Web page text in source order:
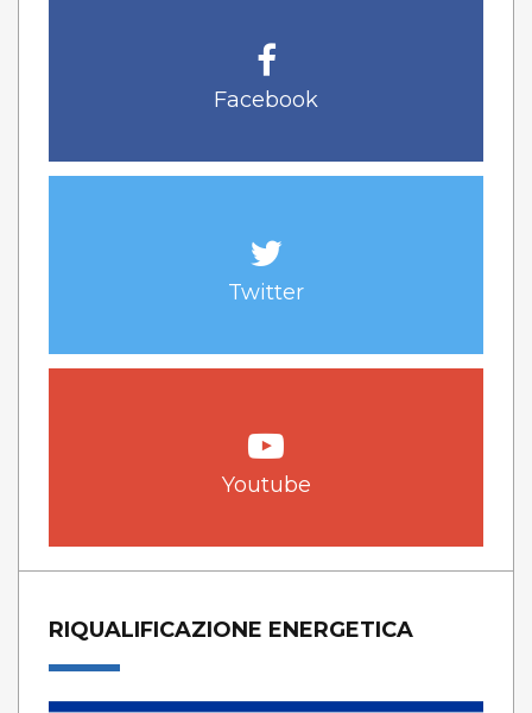
Facebook
Twitter
Youtube
RIQUALIFICAZIONE ENERGETICA